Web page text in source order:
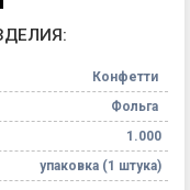
Конфетти
Фольга
1.000
упаковка (1 штука)